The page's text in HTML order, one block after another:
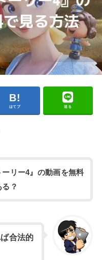
はてブ 送る
リー4』の動画を無料
？
合法的